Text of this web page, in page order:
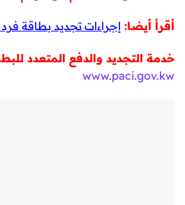
أقرأ أيضا: إجراءات تجديد بطاقة
خدمة التجديد والدفع المتعدد
www.paci.gov.kw